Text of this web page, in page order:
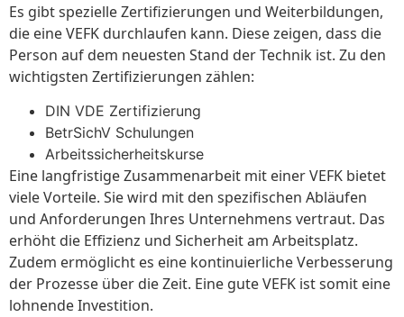
Es gibt spezielle Zertifizierungen und Weiterbildungen,
die eine VEFK durchlaufen kann. Diese zeigen, dass die
Person auf dem neuesten Stand der Technik ist. Zu den
wichtigsten Zertifizierungen zählen:
DIN VDE Zertifizierung
BetrSichV Schulungen
Arbeitssicherheitskurse
Eine langfristige Zusammenarbeit mit einer VEFK bietet
viele Vorteile. Sie wird mit den spezifischen Abläufen
und Anforderungen Ihres Unternehmens vertraut. Das
erhöht die Effizienz und Sicherheit am Arbeitsplatz.
Zudem ermöglicht es eine kontinuierliche Verbesserung
der Prozesse über die Zeit. Eine gute VEFK ist somit eine
lohnende Investition.